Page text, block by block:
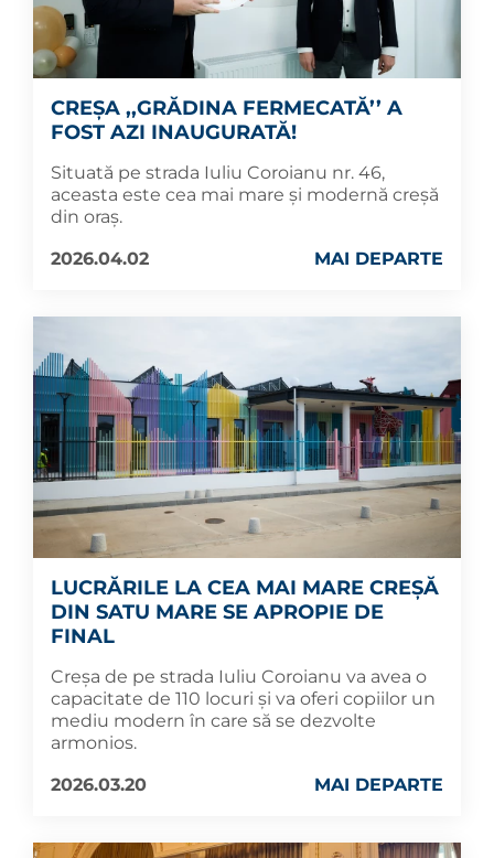
CREȘA ,,GRĂDINA FERMECATĂ’’ A
FOST AZI INAUGURATĂ!
Situată pe strada Iuliu Coroianu nr. 46,
aceasta este cea mai mare și modernă creșă
din oraș.
2026.04.02
MAI DEPARTE
LUCRĂRILE LA CEA MAI MARE CREȘĂ
DIN SATU MARE SE APROPIE DE
FINAL
Creșa de pe strada Iuliu Coroianu va avea o
capacitate de 110 locuri și va oferi copiilor un
mediu modern în care să se dezvolte
armonios.
2026.03.20
MAI DEPARTE